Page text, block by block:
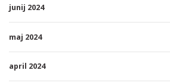
junij 2024
maj 2024
april 2024